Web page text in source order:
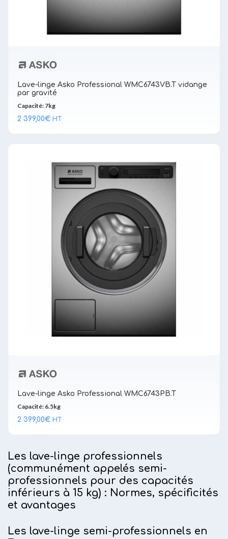
Lave-linge Asko Professional WMC6743VB.T vidange
par gravité
Capacité: 7kg
2 399,00€ HT
Lave-linge Asko Professional WMC6743PB.T
Capacité: 6.5kg
2 399,00€ HT
Les lave-linge professionnels
(communément appelés semi-
professionnels pour des capacités
inférieurs à 15 kg) : Normes, spécificités
et avantages
Les lave-linge semi-professionnels en